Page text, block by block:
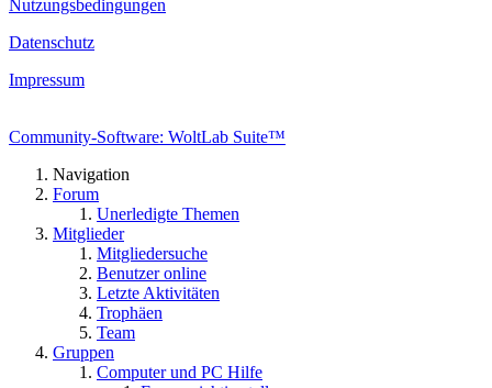
Nutzungsbedingungen
Datenschutz
Impressum
Community-Software: WoltLab Suite™
Navigation
Forum
Unerledigte Themen
Mitglieder
Mitgliedersuche
Benutzer online
Letzte Aktivitäten
Trophäen
Team
Gruppen
Computer und PC Hilfe